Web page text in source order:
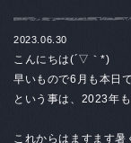
2023.06.30
こんにちは(´▽｀*)
早いもので6月も本日
という事は、2023年
これからはますます